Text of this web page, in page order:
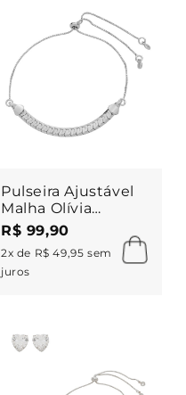
Pulseira Ajustável
Malha Olívia
Folheada em
Ródio Branco
R$ 99,90
2x de R$ 49,95 sem
juros